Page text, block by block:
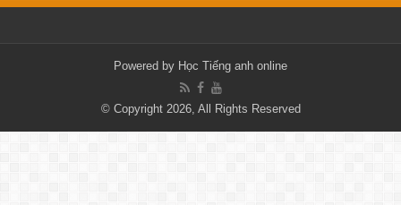
Powered by Học Tiếng anh online
© Copyright 2026, All Rights Reserved